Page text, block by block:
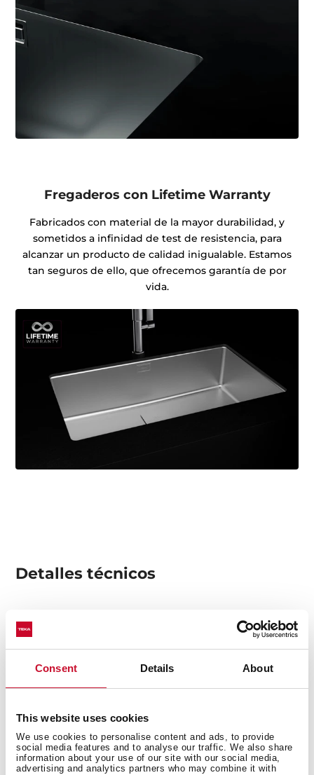
Consent Details About
This website uses cookies
We use cookies to personalise content and ads, to provide
social media features and to analyse our traffic. We also share
information about your use of our site with our social media,
advertising and analytics partners who may combine it with
Fregaderos con Lifetime Warranty
Fabricados con material de la mayor durabilidad, y
sometidos a infinidad de test de resistencia, para
alcanzar un producto de calidad inigualable. Estamos
tan seguros de ello, que ofrecemos garantía de por
vida.
Detalles técnicos
Acero inoxidable
Acabado: Pulido
Instalación: Submontar
Ancho de la base: > 100 cm
Calibre: 17
Incluye
-Contracanastas